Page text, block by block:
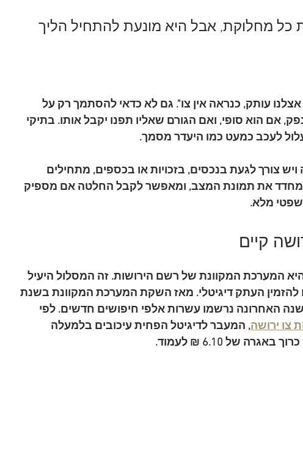
כל מחלוקת, אבל היא מונעת להתחיל הליך
עותק, כנראה אין צו". גם לא כדאי להסתמך רק על
אם הוא סופי, ואם הגורם שאליו תפנו יקבל אותו. בתיקי
לעכב כמעט כמו היעדר מסמך.
צורך לגעת בנכסים, בזכויות או בכספים, מתחילים
מחדד את תמונת המצב, ומאפשר לקבל החלטה אם מספיק
מלא.
קיים
המערכת המקוונת של רשם הירושות. זה המסלול היעיל
להזמין העתק דיגיטלי. מאז השקת המערכת המקוונת בשנת
ובשנה האחרונה נרשמו עשרות אלפי חיפושים חדשים. לפי
צו ירושה, המעבר לדיגיטל הפחית עיכובים בלמעלה
6.10 ₪ לעמוד .